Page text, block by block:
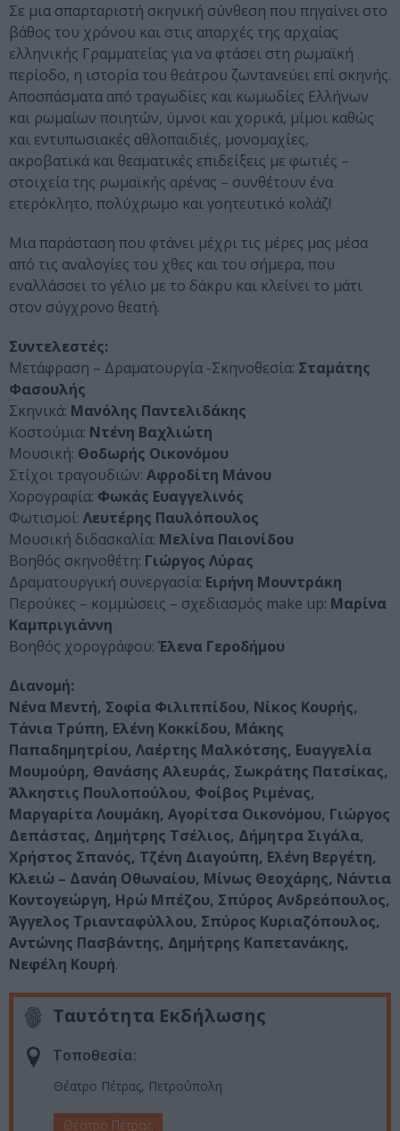
Σε μια σπαρταριστή σκηνική σύνθεση που πηγαίνει στο
βάθος του χρόνου και στις απαρχές της αρχαίας
ελληνικής Γραμματείας για να φτάσει στη ρωμαϊκή
περίοδο, η ιστορία του θεάτρου ζωντανεύει επί σκηνής.
Αποσπάσματα από τραγωδίες και κωμωδίες Ελλήνων
και ρωμαίων ποιητών, ύμνοι και χορικά, μίμοι καθώς
και εντυπωσιακές αθλοπαιδιές, μονομαχίες,
ακροβατικά και θεαματικές επιδείξεις με φωτιές –
στοιχεία της ρωμαϊκής αρένας – συνθέτουν ένα
ετερόκλητο, πολύχρωμο και γοητευτικό κολάζ!
Μια παράσταση που φτάνει μέχρι τις μέρες μας μέσα
από τις αναλογίες του χθες και του σήμερα, που
εναλλάσσει το γέλιο με το δάκρυ και κλείνει το μάτι
στον σύγχρονο θεατή.
Συντελεστές:
Μετάφραση – Δραματουργία -Σκηνοθεσία: Σταμάτης
Φασουλής
Σκηνικά: Μανόλης Παντελιδάκης
Κοστούμια: Ντένη Βαχλιώτη
Μουσική: Θοδωρής Οικονόμου
Στίχοι τραγουδιών: Αφροδίτη Μάνου
Χορογραφία: Φωκάς Ευαγγελινός
Φωτισμοί: Λευτέρης Παυλόπουλος
Μουσική διδασκαλία: Μελίνα Παιονίδου
Βοηθός σκηνοθέτη: Γιώργος Λύρας
Δραματουργική συνεργασία: Ειρήνη Μουντράκη
Περούκες – κομμώσεις – σχεδιασμός make up: Μαρίνα
Καμπριγιάννη
Βοηθός χορογράφου: Έλενα Γεροδήμου
Διανομή:
Νένα Μεντή, Σοφία Φιλιππίδου, Νίκος Κουρής,
Τάνια Τρύπη, Ελένη Κοκκίδου, Μάκης
Παπαδημητρίου, Λαέρτης Μαλκότσης, Ευαγγελία
Μουμούρη, Θανάσης Αλευράς, Σωκράτης Πατσίκας,
Άλκηστις Πουλοπούλου, Φοίβος Ριμένας,
Μαργαρίτα Λουμάκη, Αγορίτσα Οικονόμου, Γιώργος
Δεπάστας, Δημήτρης Τσέλιος, Δήμητρα Σιγάλα,
Χρήστος Σπανός, Τζένη Διαγούπη, Ελένη Βεργέτη,
Κλειώ – Δανάη Οθωναίου, Μίνως Θεοχάρης, Νάντια
Κοντογεώργη, Ηρώ Μπέζου, Σπύρος Ανδρεόπουλος,
Άγγελος Τριανταφύλλου, Σπύρος Κυριαζόπουλος,
Αντώνης Πασβάντης, Δημήτρης Καπετανάκης,
Νεφέλη Κουρή.
Ταυτότητα Εκδήλωσης
Τοποθεσία:
Θέατρο Πέτρας, Πετρούπολη
Θέατρο Πέτρας